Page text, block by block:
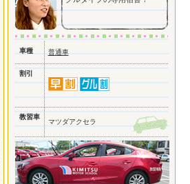
車種 普通車
割引
教習車
マツダアクセラ